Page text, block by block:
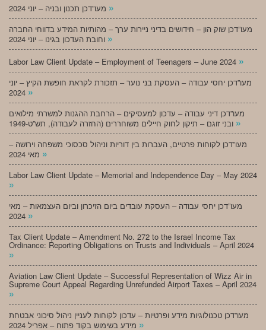
»
מעו”דכן שוק הון – חידושים בדיני ניירות ערך – מהותיות המידע בדווחי החברה
»
Labor Law Client Update – Employment of Teenagers – June 2024 »
מעו”דכן יחסי עבודה – העסקת בני נוער – תזכורת לקראת חופשת הקיץ – יוני
»
מעו”דכן דיני עבודה – עדכון למעסיקים – הרחבת ההגנות למשרתי מילואים
»
מעו”דכן לקוחות פרטיים, העברות בין דוריות וניהול סכסוכי משפחה וירושה –
»
Labor Law Client Update – Memorial and Independence Day – May 2024
»
מעו”דכן יחסי עבודה – העסקת עובדים ביום הזיכרון וביום העצמאות – מאי
»
Tax Client Update – Amendment No. 272 to the Israel Income Tax
Ordinance: Reporting Obligations on Trusts and Individuals – April 2024
»
Aviation Law Client Update – Successful Representation of Wizz Air in
Supreme Court Appeal Regarding Unrefunded Airport Taxes – April 2024
»
מעו”דכן טכנולוגיות מידע ופרטיות – עדכון לקוחות לעניין ניהול סיכוני אבטחת
»